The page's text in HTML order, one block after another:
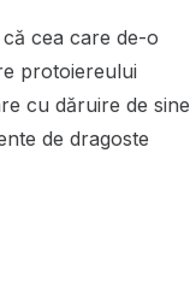
cea care de-o
protoiereului
cu dăruire de sine
de dragoste